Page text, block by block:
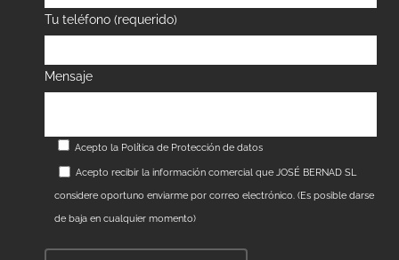
Tu teléfono (requerido)
Mensaje
Acepto la Política de Protección de datos
Acepto recibir la información comercial que JOSÉ BERNAD SL
considere oportuno enviarme por correo electrónico. (Es posible darse
de baja en cualquier momento)